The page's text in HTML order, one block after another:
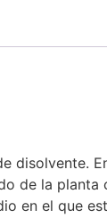
disolvente.
de la
en el que